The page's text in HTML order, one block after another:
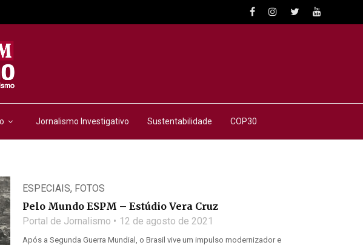
Jornalismo Investigativo Sustentabilidade COP30
ESPECIAIS, FOTOS
Pelo Mundo ESPM – Estúdio Vera Cruz
Portal de Jornalismo 12 de agosto de 2021
Após a Segunda Guerra Mundial, o Brasil vive um impulso modernizador e